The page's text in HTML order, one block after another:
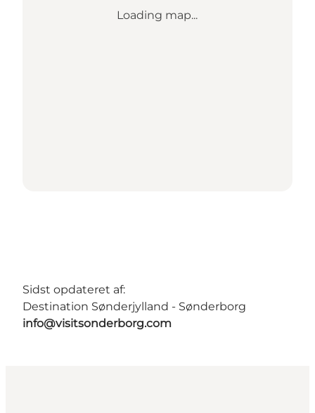
Loading map...
Sidst opdateret af:
Destination Sønderjylland - Sønderborg
info@visitsonderborg.com